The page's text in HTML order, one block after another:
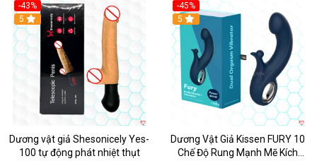
-43%
5
Dương vật giả Shesonicely Yes-
100 tự động phát nhiệt thụt
-45%
Hot
5
Dương Vật Giả Kissen FURY 10
Chế Độ Rung Mạnh Mẽ Kích